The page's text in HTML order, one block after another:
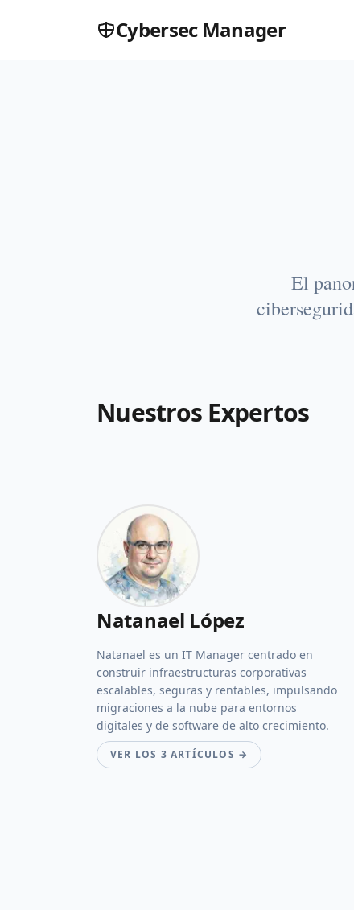
Cybersec Manager
El
Nuestros Expertos
Natanael López
Natanael es un IT Manager centrado en
construir infraestructuras corporativas
escalables, seguras y rentables, impulsando
migraciones a la nube para entornos
digitales y de software de alto crecimiento.
VER LOS 3 ARTÍCULOS →